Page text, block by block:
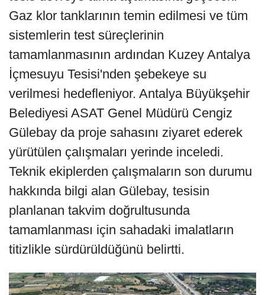
Gaz klor tanklarının temin edilmesi ve tüm
sistemlerin test süreçlerinin
tamamlanmasının ardından Kuzey Antalya
İçmesuyu Tesisi'nden şebekeye su
verilmesi hedefleniyor. Antalya Büyükşehir
Belediyesi ASAT Genel Müdürü Cengiz
Gülebay da proje sahasını ziyaret ederek
yürütülen çalışmaları yerinde inceledi.
Teknik ekiplerden çalışmaların son durumu
hakkında bilgi alan Gülebay, tesisin
planlanan takvim doğrultusunda
tamamlanması için sahadaki imalatların
titizlikle sürdürüldüğünü belirtti.